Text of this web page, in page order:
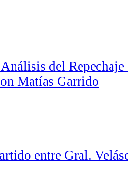
del
Matías Garrido
entre Gral.